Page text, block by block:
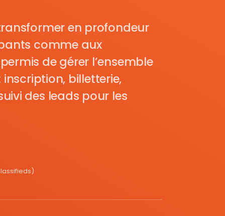
en profondeur
comme aux
de gérer l’ensemble
billetterie,
des leads pour les